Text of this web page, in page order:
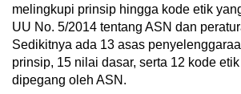
melingkupi prinsip hingga kode etik
UU No. 5/2014 tentang ASN dan
Sedikitnya ada 13 asas
prinsip, 15 nilai dasar, serta 12 kode
dipegang oleh ASN.